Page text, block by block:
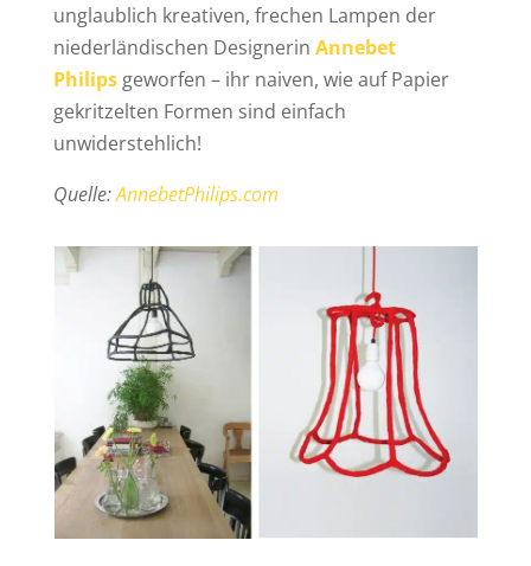
unglaublich kreativen, frechen Lampen der
niederländischen Designerin Annebet
Philips geworfen – ihr naiven, wie auf Papier
gekritzelten Formen sind einfach
unwiderstehlich!
Quelle:AnnebetPhilips.com